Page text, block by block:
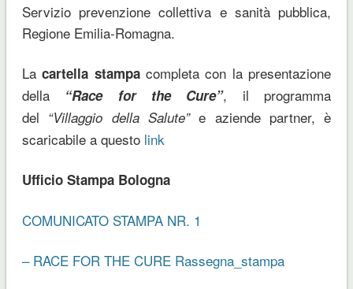
Servizio prevenzione collettiva e sanità pubblica,
Regione Emilia-Romagna.
Lacartella stampacompleta con la presentazione
della“Race for the Cure”, il programma
del “Villaggio della Salute”e aziende partner, è
scaricabile a questolink
Ufficio Stampa Bologna
COMUNICATO STAMPA NR. 1
– RACE FOR THE CURE Rassegna_stampa